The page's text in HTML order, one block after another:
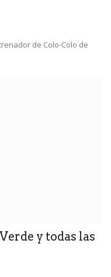
de Colo-Colo de
y todas las